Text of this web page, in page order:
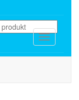
Toggle
navigation